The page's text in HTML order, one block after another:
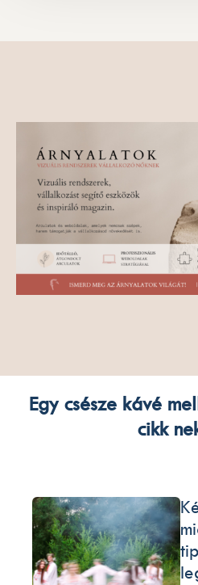
Egy csésze kávé
cikk